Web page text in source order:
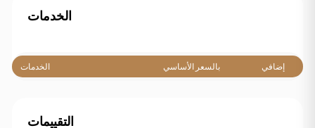
الخدمات
الخدمات بالسعر الأساسي إضافي
التقييمات